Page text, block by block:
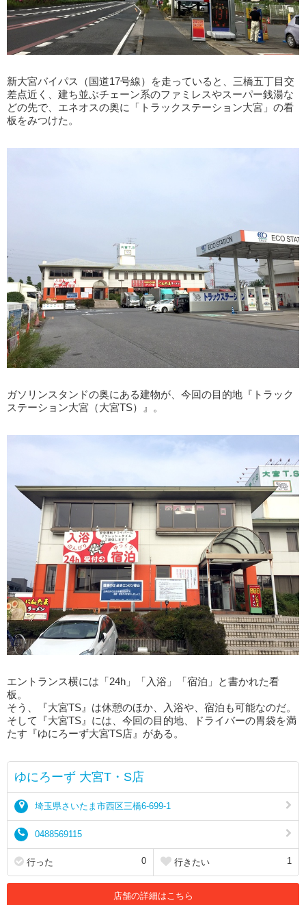
新大宮バイパス（国道17号線）を走っていると、三橋五丁目交
差点近く、建ち並ぶチェーン系のファミレスやスーパー銭湯な
どの先で、エネオスの奥に「トラックステーション大宮」の看
板をみつけた。
ガソリンスタンドの奥にある建物が、今回の目的地『トラック
ステーション大宮（大宮TS）』。
エントランス横には「24h」「入浴」「宿泊」と書かれた看
板。
そう、『大宮TS』は休憩のほか、入浴や、宿泊も可能なのだ。
そして『大宮TS』には、今回の目的地、ドライバーの胃袋を満
たす『ゆにろーず大宮TS店』がある。
ゆにろーず 大宮T・S店
埼玉県さいたま市西区三橋6-699-1
0488569115
行った 0 行きたい 1
店舗の詳細はこちら